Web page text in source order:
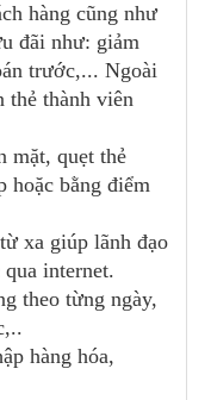
hàng cũng như
đãi như: giảm
trước,... Ngoài
thẻ thành viên
mặt, quẹt thẻ
hoặc bằng điểm
xa giúp lãnh đạo
internet.
theo từng ngày,
hàng hóa,